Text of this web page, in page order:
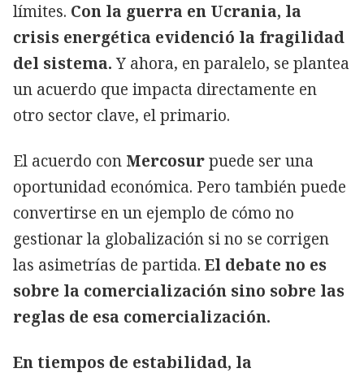
límites. Con la guerra en Ucrania, la
crisis energética evidenció la fragilidad
del sistema.Y ahora, en paralelo, se plantea
un acuerdo que impacta directamente en
otro sector clave, el primario.
El acuerdo con Mercosurpuede ser una
oportunidad económica. Pero también puede
convertirse en un ejemplo de cómo no
gestionar la globalización si no se corrigen
las asimetrías de partida. El debate no es
sobre la comercialización sino sobre las
reglas de esa comercialización.
En tiempos de estabilidad, la